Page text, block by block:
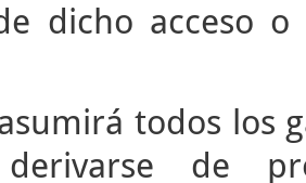
dicho acceso
todos los
derivarse de